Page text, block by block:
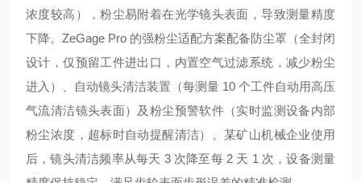
浓度较高），粉尘易附着在光学镜头表面，导致测量精度
下降。ZeGage Pro 的强粉尘适配方案配备防尘罩（全封闭
设计，仅预留工件进出口，内置空气过滤系统，减少粉尘
进入）、自动镜头清洁装置（每测量 10 个工件自动用高压
气流清洁镜头表面）及粉尘预警软件（实时监测设备内部
粉尘浓度，超标时自动提醒清洁）。某矿山机械企业使用
后，镜头清洁频率从每天 3 次降至每 2 天 1 次，设备测量